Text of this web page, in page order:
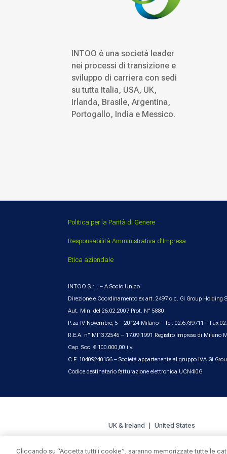
INTOO è una società leader
nei processi di transizione e
sviluppo di carriera con sedi
su tutta Italia, USA, UK,
Irlanda, Brasile, Argentina,
Portogallo, India e Messico.
Politica per la Parità di Genere
Responsabilità Amministrativa d’Impresa
Etica aziendale
INTOO S.r.l. – A Socio Unico
Direzione e Coordinamento ex art. 2497 c.c. Gi Group Holding
Aut. Min. del 26.02.2007 Prot. N° 5880
P.za IV Novembre, 5 – 20124 Milano – Tel. 02.6739711 – Fax
R.E.A. n° MI1372545 – 17.09.1991 Registro Imprese di Milano
Cap. Soc. € 100.000,00 i.v.
C.F. 10409240156 – Società appartenente al gruppo IVA Gi
Codice destinatario fatturazione elettronica UCN4I0G
UK & Ireland United States
Cliccando su “Accetta tutti i cookie”, saranno memorizzate tutte le